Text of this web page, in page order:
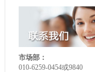
市场部：
010-6259-0454或9840